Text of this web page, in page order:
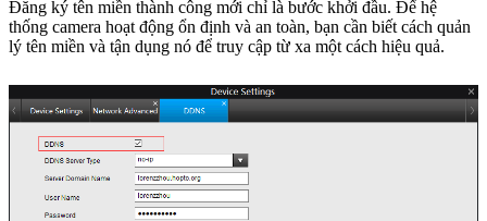
Đăng ký tên miền thành công mới chỉ là bước khởi đầu. Để hệ
thống camera hoạt động ổn định và an toàn, bạn cần biết cách quản
lý tên miền và tận dụng nó để truy cập từ xa một cách hiệu quả.